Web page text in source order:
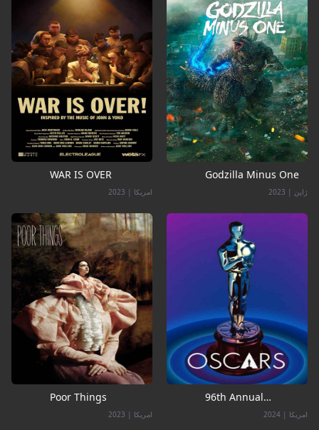
Godzilla Minus One
ژاپن |
2023
WAR IS OVER
امریکا |
2023
96th Annual
Academy Awards امریکا |
2024
Poor Things
امریکا |
2023